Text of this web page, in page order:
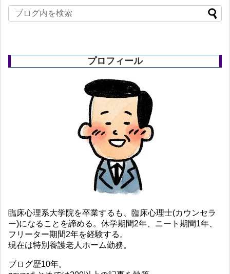
プロフィール
臨床心理系大学院を卒業するも、臨床心理士(カウンセラ
ー)になることを諦める。休学期間2年、ニート期間1年、
フリーター期間2年を経験する。
現在は特別養護老人ホーム勤務。
ブログ歴10年。